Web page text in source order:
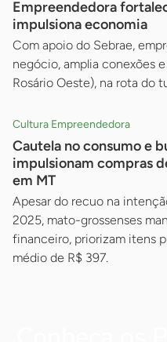
Empreendedora
impulsiona economia
Com apoio do Sebrae,
negócio, amplia conexões
Rosário Oeste), na rota do
Cultura Empreendedora
Cautela no consumo e
impulsionam compras
em MT
Apesar do recuo na
2025, mato-grossenses
financeiro, priorizam itens
médio de R$ 397.